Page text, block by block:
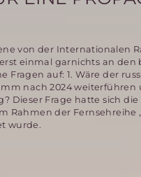
von der Internationalen
einmal garnichts an den
auf: 1. Wäre der
nach 2024 weiterführen
Dieser Frage hatte sich
Rahmen der
wurde.